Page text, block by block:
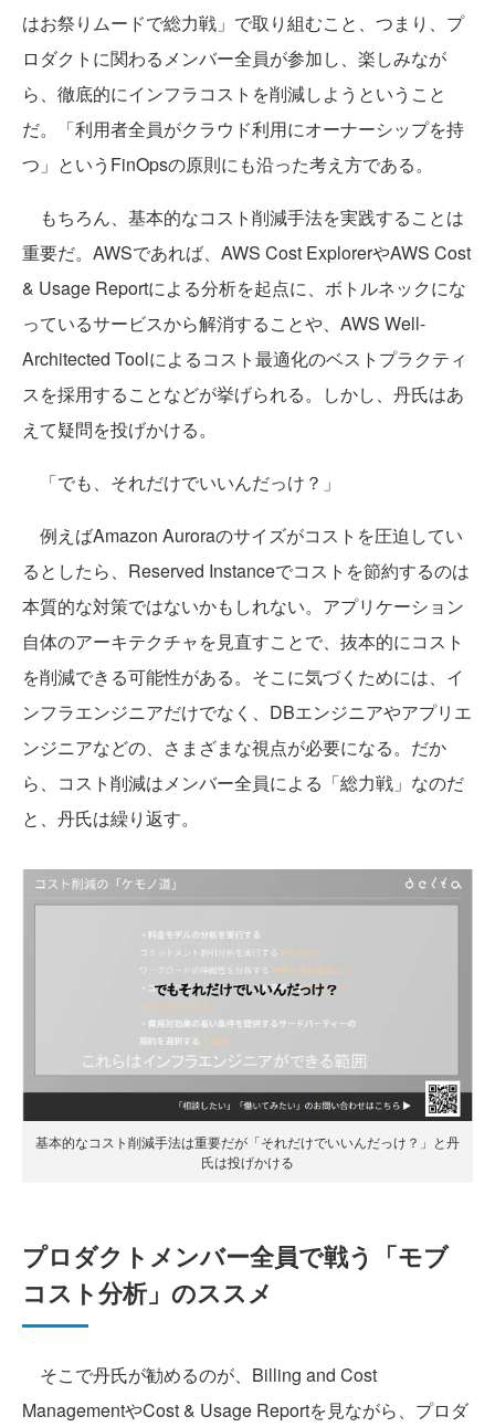
はお祭りムードで総力戦」で取り組むこと、つまり、プ
ロダクトに関わるメンバー全員が参加し、楽しみなが
ら、徹底的にインフラコストを削減しようということ
だ。「利用者全員がクラウド利用にオーナーシップを持
つ」というFinOpsの原則にも沿った考え方である。
もちろん、基本的なコスト削減手法を実践することは
重要だ。AWSであれば、AWS Cost ExplorerやAWS Cost
& Usage Reportによる分析を起点に、ボトルネックにな
っているサービスから解消することや、AWS Well-
Architected Toolによるコスト最適化のベストプラクティ
スを採用することなどが挙げられる。しかし、丹氏はあ
えて疑問を投げかける。
「でも、それだけでいいんだっけ？」
例えばAmazon Auroraのサイズがコストを圧迫してい
るとしたら、Reserved Instanceでコストを節約するのは
本質的な対策ではないかもしれない。アプリケーション
自体のアーキテクチャを見直すことで、抜本的にコスト
を削減できる可能性がある。そこに気づくためには、イ
ンフラエンジニアだけでなく、DBエンジニアやアプリエ
ンジニアなどの、さまざまな視点が必要になる。だか
ら、コスト削減はメンバー全員による「総力戦」なのだ
と、丹氏は繰り返す。
基本的なコスト削減手法は重要だが「それだけでいいんだっけ？」と丹
氏は投げかける
プロダクトメンバー全員で戦う「モブ
コスト分析」のススメ
そこで丹氏が勧めるのが、Billing and Cost
ManagementやCost & Usage Reportを見ながら、プロダ